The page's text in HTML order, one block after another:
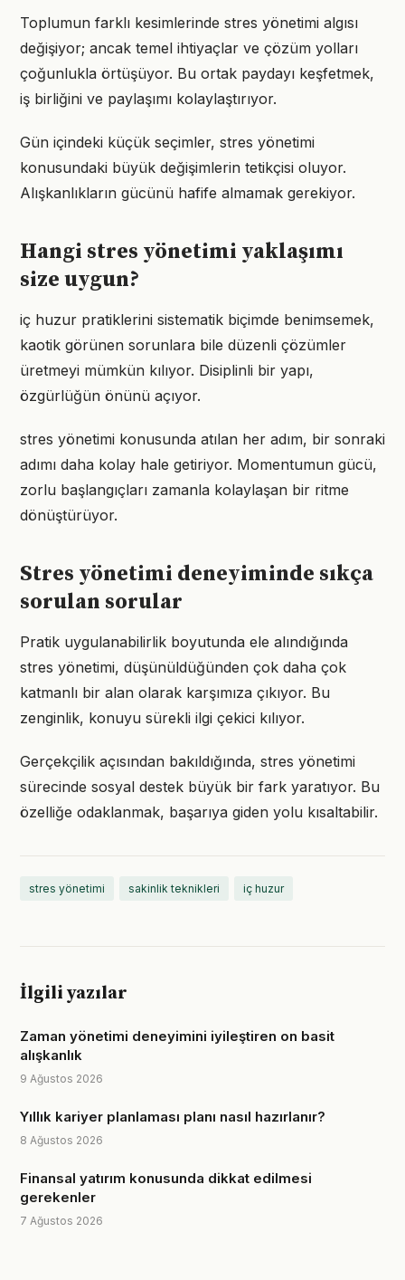
Toplumun farklı kesimlerinde stres yönetimi algısı
değişiyor; ancak temel ihtiyaçlar ve çözüm yolları
çoğunlukla örtüşüyor. Bu ortak paydayı keşfetmek,
iş birliğini ve paylaşımı kolaylaştırıyor.
Gün içindeki küçük seçimler, stres yönetimi
konusundaki büyük değişimlerin tetikçisi oluyor.
Alışkanlıkların gücünü hafife almamak gerekiyor.
Hangi stres yönetimi yaklaşımı
size uygun?
iç huzur pratiklerini sistematik biçimde benimsemek,
kaotik görünen sorunlara bile düzenli çözümler
üretmeyi mümkün kılıyor. Disiplinli bir yapı,
özgürlüğün önünü açıyor.
stres yönetimi konusunda atılan her adım, bir sonraki
adımı daha kolay hale getiriyor. Momentumun gücü,
zorlu başlangıçları zamanla kolaylaşan bir ritme
dönüştürüyor.
Stres yönetimi deneyiminde sıkça
sorulan sorular
Pratik uygulanabilirlik boyutunda ele alındığında
stres yönetimi, düşünüldüğünden çok daha çok
katmanlı bir alan olarak karşımıza çıkıyor. Bu
zenginlik, konuyu sürekli ilgi çekici kılıyor.
Gerçekçilik açısından bakıldığında, stres yönetimi
sürecinde sosyal destek büyük bir fark yaratıyor. Bu
özelliğe odaklanmak, başarıya giden yolu kısaltabilir.
stres yönetimi sakinlik teknikleri iç huzur
İlgili yazılar
Zaman yönetimi deneyimini iyileştiren on basit
alışkanlık
9 Ağustos 2026
Yıllık kariyer planlaması planı nasıl hazırlanır?
8 Ağustos 2026
Finansal yatırım konusunda dikkat edilmesi
gerekenler
7 Ağustos 2026